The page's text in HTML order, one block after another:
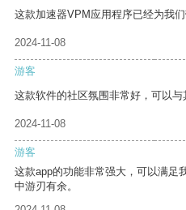
这款加速器VPM应用程序已经为我们
2024-11-08
游客
这款软件的社区氛围非常好，可以与
2024-11-08
游客
这款app的功能非常强大，可以满足
中游刃有余。